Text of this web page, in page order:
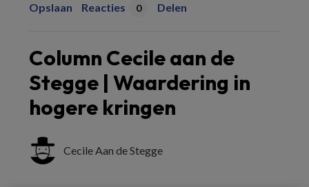
Opslaan Reacties 0 Delen
Column Cecile aan de
Stegge | Waardering in
hogere kringen
Cecile Aan de Stegge